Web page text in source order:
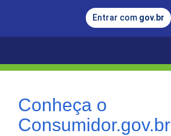
Entrar com gov.br
Conheça o
Consumidor.gov.br